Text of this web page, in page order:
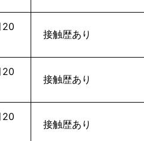
20
接触歴あり
20
接触歴あり
20
接触歴あり